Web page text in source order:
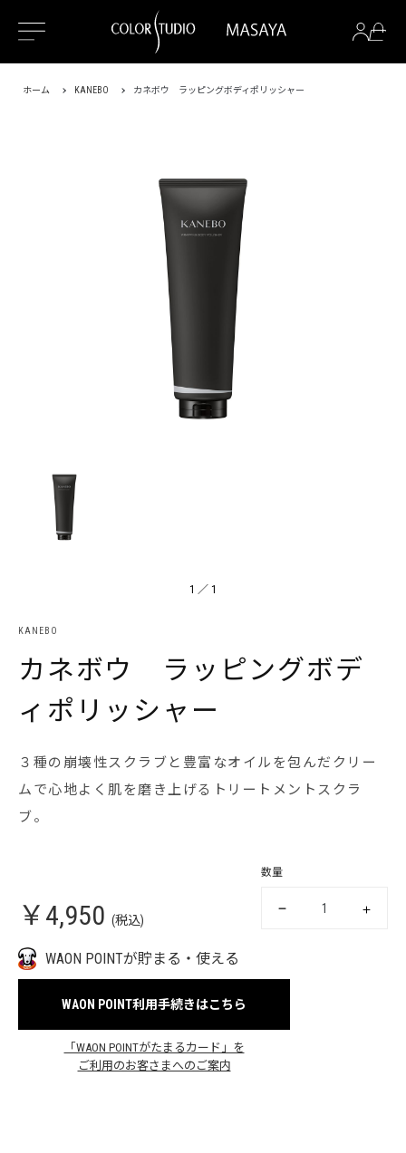
ホーム KANEBO カネボウ ラッピングボディポリッシャー
1 ／ 1
KANEBO
カネボウ ラッピングボデ
ィポリッシャー
３種の崩壊性スクラブと豊富なオイルを包んだクリー
ムで心地よく肌を磨き上げるトリートメントスクラ
ブ。
￥4,950 (税込)
数量
WAON POINTが貯まる・使える
WAON POINT利用手続きはこちら
「WAON POINTがたまるカード」を
ご利用のお客さまへのご案内